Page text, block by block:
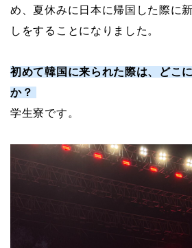
め、夏休みに日本に帰国した際に
しをすることになりました。
初めて韓国に来られた際は、どこ
か？
学生寮です。